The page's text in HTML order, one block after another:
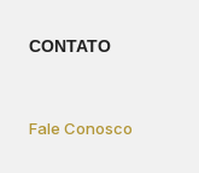
CONTATO
Fale Conosco